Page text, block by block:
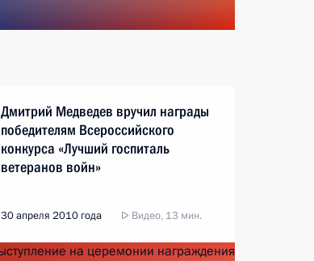
Дмитрий Медведев вручил награды
победителям Всероссийского
конкурса «Лучший госпиталь
ветеранов войн»
30 апреля 2010 года Видео, 13 мин.